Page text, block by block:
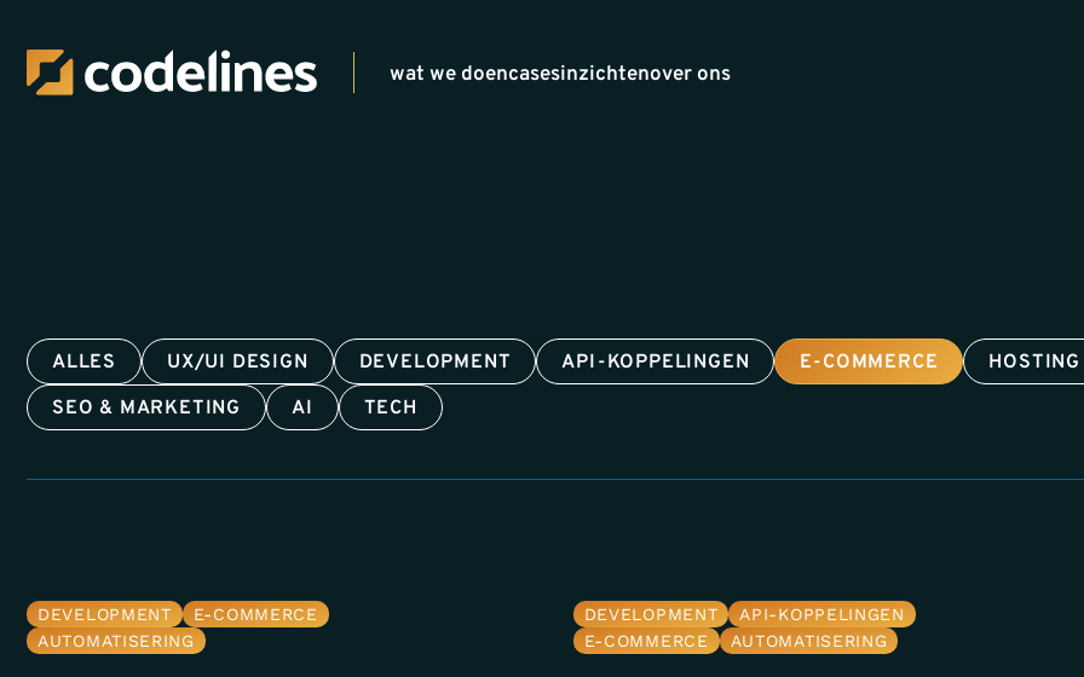
wat we doencasesinzichtenover ons
ALLES UX/UI DESIGN DEVELOPMENT API-KOPPELINGEN E-COMMERCE
HOSTING
SEO & MARKETING
AI TECH
DEVELOPMENT
E-COMMERCE
AUTOMATISERING
DEVELOPMENT
API-KOPPELINGEN
E-COMMERCE
AUTOMATISERING